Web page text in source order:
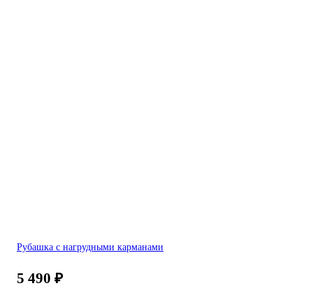
Рубашка с нагрудными карманами
5 490 ₽